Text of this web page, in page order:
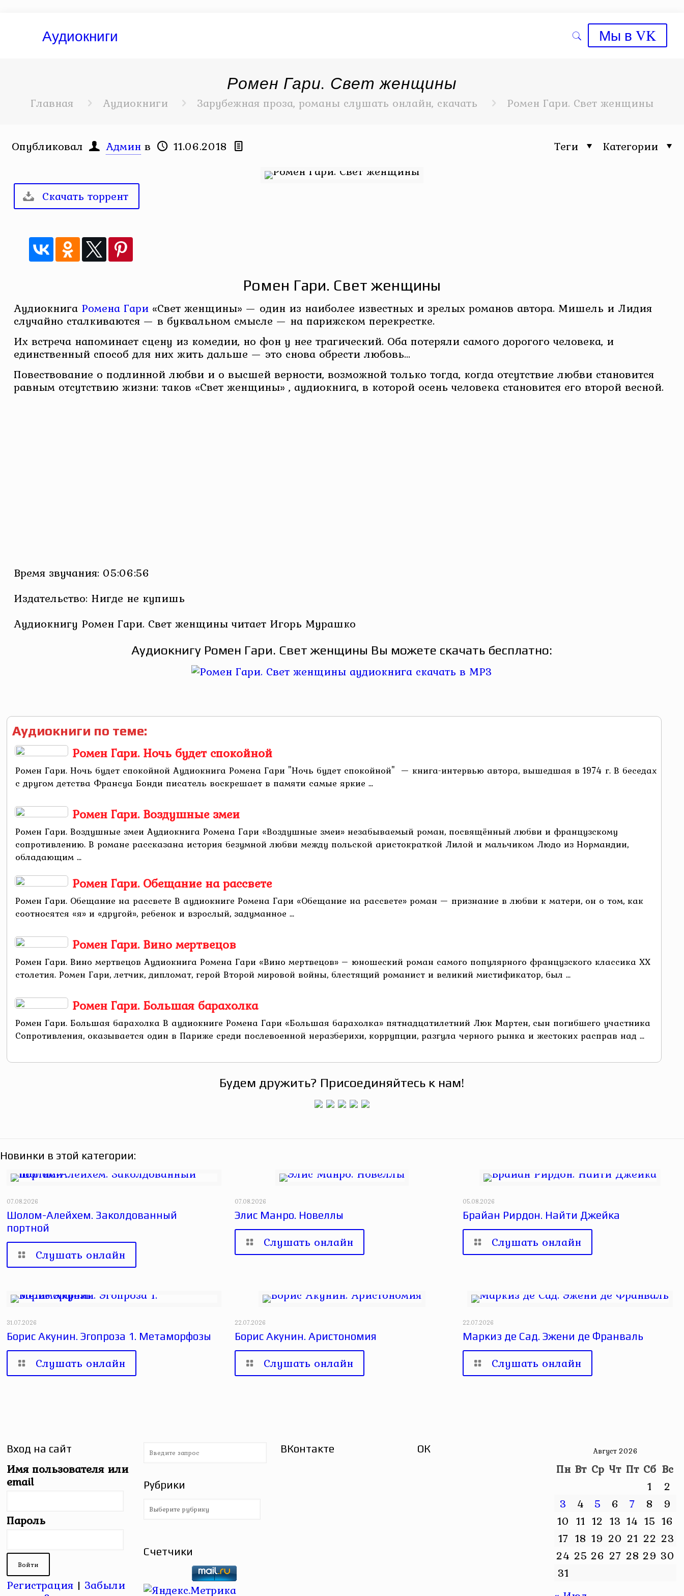
Аудиокниги Мы в VK
Ромен Гари. Свет женщины
Главная Аудиокниги Зарубежная проза, романы слушать онлайн, скачать Ромен Гари. Свет женщины
Опубликовал Админ в 11.06.2018 Категории
Теги
Скачать торрент
Ромен Гари. Свет женщины
Аудиокнига Ромена Гари«Свет женщины» — один из наиболее известных и зрелых романов автора. Мишель и Лидия
случайно сталкиваются — в буквальном смысле — на парижском перекрестке.
Их встреча напоминает сцену из комедии, но фон у нее трагический. Оба потеряли самого дорогого человека, и
единственный способ для них жить дальше — это снова обрести любовь…
Повествование о подлинной любви и о высшей верности, возможной только тогда, когда отсутствие любви становится
равным отсутствию жизни: таков «Свет женщины» , аудиокнига, в которой осень человека становится его второй весной.
Время звучания: 05:06:56
Издательство: Нигде не купишь
Аудиокнигу Ромен Гари. Свет женщины читает Игорь Мурашко
Аудиокнигу Ромен Гари. Свет женщины Вы можете скачать бесплатно:
Аудиокниги по теме:
Ромен Гари. Ночь будет спокойной
Ромен Гари. Ночь будет спокойной Аудиокнига Ромена Гари "Ночь будет спокойной" — книга-интервью автора, вышедшая в 1974 г. В беседах
с другом детства Франсуа Бонди писатель воскрешает в памяти самые яркие ...
Ромен Гари. Воздушные змеи
Ромен Гари. Воздушные змеи Аудиокнига Ромена Гари «Воздушные змеи» незабываемый роман, посвящённый любви и французскому
сопротивлению. В романе рассказана история безумной любви между польской аристократкой Лилой и мальчиком Людо из Нормандии,
обладающим ...
Ромен Гари. Обещание на рассвете
Ромен Гари. Обещание на рассвете В аудиокниге Ромена Гари «Обещание на рассвете» роман — признание в любви к матери, он о том, как
соотносятся «я» и «другой», ребенок и взрослый, задуманное ...
Ромен Гари. Вино мертвецов
Ромен Гари. Вино мертвецов Аудиокнига Ромена Гари «Вино мертвецов» – юношеский роман самого популярного французского классика ХХ
столетия. Ромен Гари, летчик, дипломат, герой Второй мировой войны, блестящий романист и великий мистификатор, был ...
Ромен Гари. Большая барахолка
Ромен Гари. Большая барахолка В аудиокниге Ромена Гари «Большая барахолка» пятнадцатилетний Люк Мартен, сын погибшего участника
Сопротивления, оказывается один в Париже среди послевоенной неразберихи, коррупции, разгула черного рынка и жестоких расправ над ...
Будем дружить? Присоединяйтесь к нам!
Новинки в этой категории:
07.08.2026
Шолом-Алейхем. Заколдованный
портной
Слушать онлайн
07.08.2026
Элис Манро. Новеллы
Слушать онлайн
05.08.2026
Брайан Рирдон. Найти Джейка
Слушать онлайн
31.07.2026
Борис Акунин. Эгопроза 1. Метаморфозы
Слушать онлайн
22.07.2026
Борис Акунин. Аристономия
Слушать онлайн
22.07.2026
Маркиз де Сад. Эжени де Франваль
Слушать онлайн
Вход на сайт
Имя пользователя или
email
Пароль
Регистрация | Забыли
Рубрики
Рубрики
Счетчики
ВКонтакте ОК Август 2026
Пн Вт Ср Чт Пт Сб Вс
1
2
3
4 5 6 7 8
9
10 11 12 13 14 15 16
17 18 19 20 21 22 23
24 25 26 27 28 29 30
31